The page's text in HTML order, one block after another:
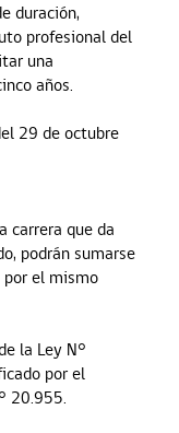
duración,
profesional del
una
años.
29 de octubre
carrera que da
podrán sumarse
por el mismo
la Ley N°
por el
20.955.